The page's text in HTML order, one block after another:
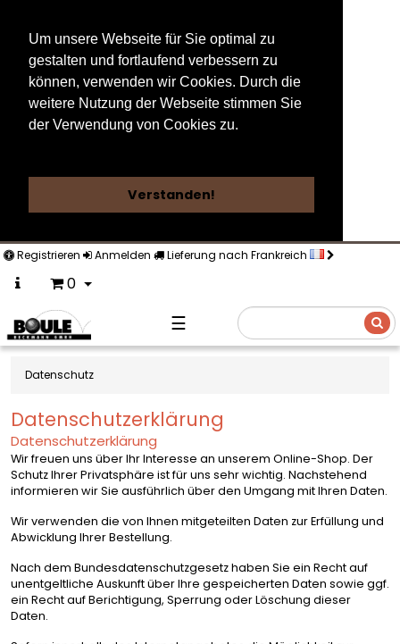
Um unsere Webseite für Sie optimal zu
gestalten und fortlaufend verbessern zu
können, verwenden wir Cookies. Durch die
weitere Nutzung der Webseite stimmen Sie
der Verwendung von Cookies zu.
Verstanden!
Registrieren Anmelden Lieferung nach Frankreich
0
☰
Datenschutz
Datenschutzerklärung
Datenschutzerklärung
Wir freuen uns über Ihr Interesse an unserem Online-Shop. Der
Schutz Ihrer Privatsphäre ist für uns sehr wichtig. Nachstehend
informieren wir Sie ausführlich über den Umgang mit Ihren Daten.
Wir verwenden die von Ihnen mitgeteilten Daten zur Erfüllung und
Abwicklung Ihrer Bestellung.
Nach dem Bundesdatenschutzgesetz haben Sie ein Recht auf
unentgeltliche Auskunft über Ihre gespeicherten Daten sowie ggf.
ein Recht auf Berichtigung, Sperrung oder Löschung dieser
Daten.